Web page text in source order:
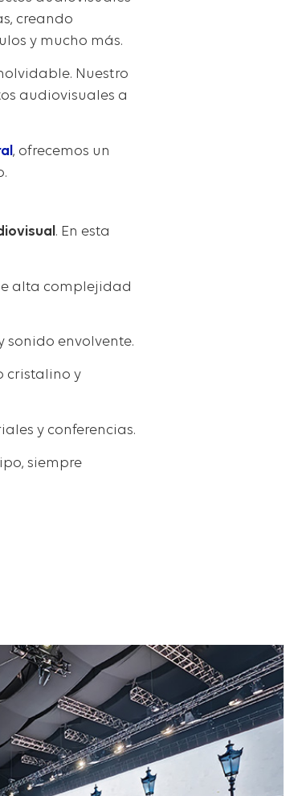
creando
y mucho más.
Nuestro
audiovisuales a
, ofrecemos un
. En esta
alta complejidad
sonido envolvente.
cristalino y
y conferencias.
siempre